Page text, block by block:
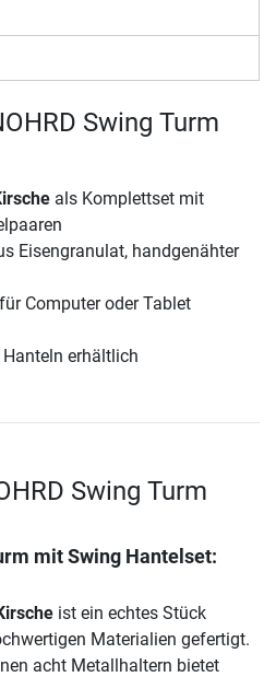
Swing Turm
als Komplettset mit
Eisengranulat, handgenähter
Computer oder Tablet
Hanteln erhältlich
Swing Turm
mit Swing Hantelset:
ist ein echtes Stück
Materialien gefertigt.
acht Metallhaltern bietet